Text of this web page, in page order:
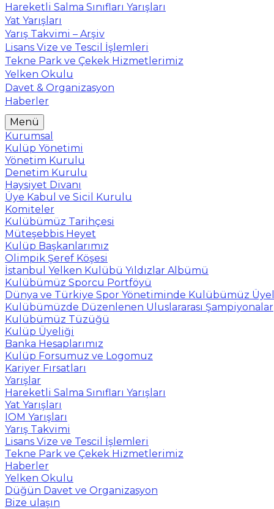
Hareketli Salma Sınıfları Yarışları
Yat Yarışları
Yarış Takvimi – Arşiv
Lisans Vize ve Tescil İşlemleri
Tekne Park ve Çekek Hizmetlerimiz
Yelken Okulu
Davet & Organizasyon
Haberler
Menü
Kurumsal
Kulüp Yönetimi
Yönetim Kurulu
Denetim Kurulu
Haysiyet Divanı
Üye Kabul ve Sicil Kurulu
Komiteler
Kulübümüz Tarihçesi
Müteşebbis Heyet
Kulüp Başkanlarımız
Olimpik Şeref Köşesi
İstanbul Yelken Kulübü Yıldızlar Albümü
Kulübümüz Sporcu Portföyü
Dünya ve Türkiye Spor Yönetiminde Kulübümüz
Kulübümüzde Düzenlenen Uluslararası Şampiyonalar
Kulübümüz Tüzüğü
Kulüp Üyeliği
Banka Hesaplarımız
Kulüp Forsumuz ve Logomuz
Kariyer Fırsatları
Yarışlar
Hareketli Salma Sınıfları Yarışları
Yat Yarışları
IOM Yarışları
Yarış Takvimi
Lisans Vize ve Tescil İşlemleri
Tekne Park ve Çekek Hizmetlerimiz
Haberler
Yelken Okulu
Düğün Davet ve Organizasyon
Bize ulaşın